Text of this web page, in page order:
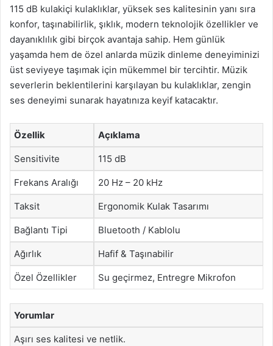
115 dB kulakiçi kulaklıklar, yüksek ses kalitesinin yanı sıra
konfor, taşınabilirlik, şıklık, modern teknolojik özellikler ve
dayanıklılık gibi birçok avantaja sahip. Hem günlük
yaşamda hem de özel anlarda müzik dinleme deneyiminizi
üst seviyeye taşımak için mükemmel bir tercihtir. Müzik
severlerin beklentilerini karşılayan bu kulaklıklar, zengin
ses deneyimi sunarak hayatınıza keyif katacaktır.
Özellik Açıklama
Sensitivite 115 dB
Frekans Aralığı 20 Hz – 20 kHz
Taksit Ergonomik Kulak Tasarımı
Bağlantı Tipi Bluetooth / Kablolu
Ağırlık Hafif & Taşınabilir
Özel Özellikler Su geçirmez, Entregre Mikrofon
Yorumlar
Aşırı ses kalitesi ve netlik.